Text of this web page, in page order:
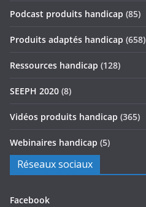
Podcast produits handicap (85)
Produits adaptés handicap (658)
Ressources handicap (128)
SEEPH 2020 (8)
Vidéos produits handicap (365)
Webinaires handicap (5)
Réseaux sociaux
Facebook